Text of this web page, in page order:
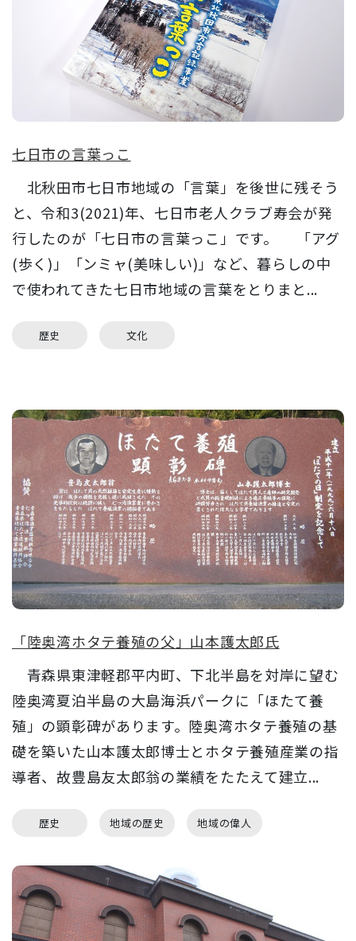
七日市の言葉っこ
北秋田市七日市地域の「言葉」を後世に残そう
と、令和3(2021)年、七日市老人クラブ寿会が発
行したのが「七日市の言葉っこ」です。 「アグ
(歩く)」「ンミャ(美味しい)」など、暮らしの中
で使われてきた七日市地域の言葉をとりまと...
歴史 文化
「陸奥湾ホタテ養殖の父」山本護太郎氏
青森県東津軽郡平内町、下北半島を対岸に望む
陸奥湾夏泊半島の大島海浜パークに「ほたて養
殖」の顕彰碑があります。陸奥湾ホタテ養殖の基
礎を築いた山本護太郎博士とホタテ養殖産業の指
導者、故豊島友太郎翁の業績をたたえて建立...
歴史 地域の歴史 地域の偉人